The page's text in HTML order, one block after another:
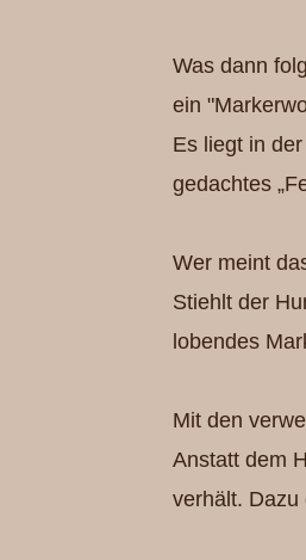
Was dann
ein
Es liegt in
gedachtes
Wer meint
Stiehlt der
lobendes
Mit den
Anstatt dem
verhält. Dazu